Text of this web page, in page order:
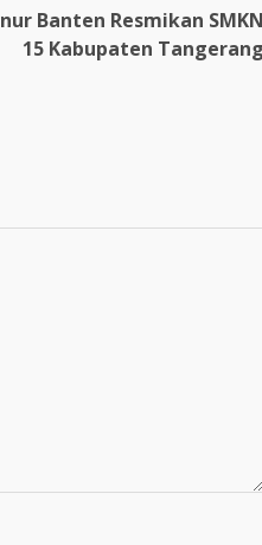
Banten Resmikan
15 Kabupaten